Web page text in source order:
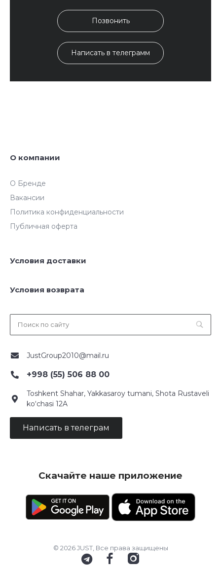
Позвонить
Написать в телеграмм
О компании
О Бренде
Вакансии
Политика конфиденциальности
Публичная оферта
Условия доставки
Условия возврата
JustGroup2010@mail.ru
+998 (55) 506 88 00
Toshkent Shahar, Yakkasaroy tumani, Shota Rustaveli
ko‘chasi 12A
Написать в телеграм
Скачайте наше приложение
© 2026 JUST, Все права защищены